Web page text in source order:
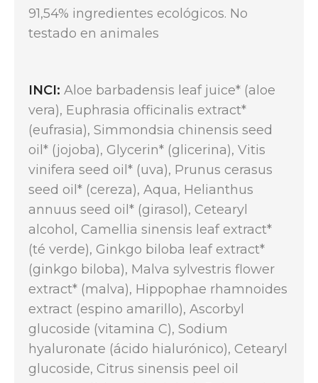
91,54% ingredientes ecológicos. No
testado en animales
INCI: Aloe barbadensis leaf juice* (aloe
vera), Euphrasia officinalis extract*
(eufrasia), Simmondsia chinensis seed
oil* (jojoba), Glycerin* (glicerina), Vitis
vinifera seed oil* (uva), Prunus cerasus
seed oil* (cereza), Aqua, Helianthus
annuus seed oil* (girasol), Cetearyl
alcohol, Camellia sinensis leaf extract*
(té verde), Ginkgo biloba leaf extract*
(ginkgo biloba), Malva sylvestris flower
extract* (malva), Hippophae rhamnoides
extract (espino amarillo), Ascorbyl
glucoside (vitamina C), Sodium
hyaluronate (ácido hialurónico), Cetearyl
glucoside, Citrus sinensis peel oil